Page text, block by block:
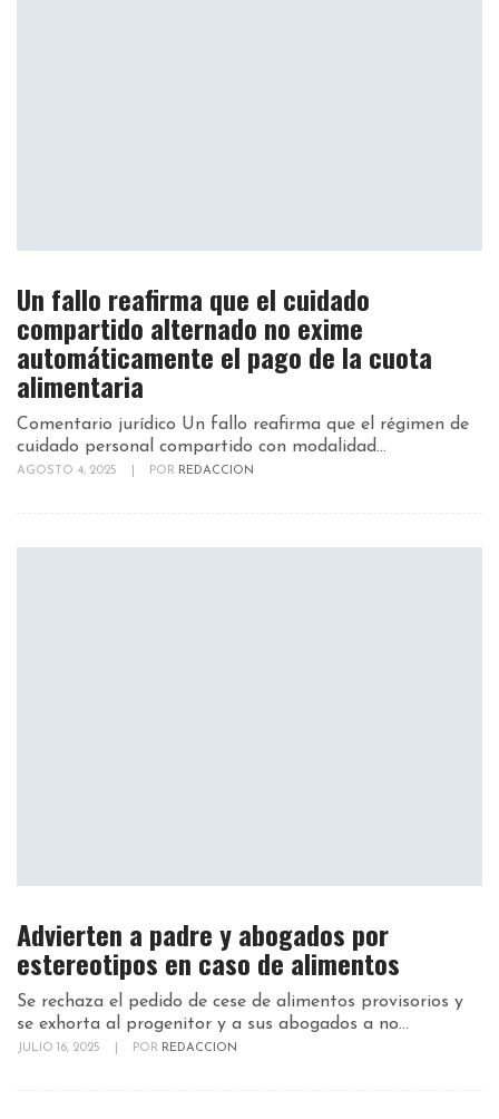
Un fallo reafirma que el cuidado
compartido alternado no exime
automáticamente el pago de la cuota
alimentaria
Comentario jurídico Un fallo reafirma que el régimen de
cuidado personal compartido con modalidad...
AGOSTO 4, 2025 POR REDACCION
Advierten a padre y abogados por
estereotipos en caso de alimentos
Se rechaza el pedido de cese de alimentos provisorios y
se exhorta al progenitor y a sus abogados a no...
JULIO 16, 2025 POR REDACCION